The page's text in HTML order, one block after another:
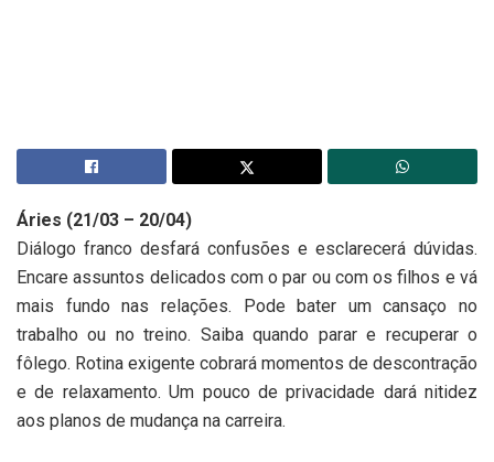
Áries (21/03 – 20/04)
Diálogo franco desfará confusões e esclarecerá dúvidas.
Encare assuntos delicados com o par ou com os filhos e vá
mais fundo nas relações. Pode bater um cansaço no
trabalho ou no treino. Saiba quando parar e recuperar o
fôlego. Rotina exigente cobrará momentos de descontração
e de relaxamento. Um pouco de privacidade dará nitidez
aos planos de mudança na carreira.